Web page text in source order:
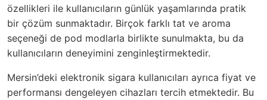
özellikleri ile kullanıcıların günlük yaşamlarında pratik
bir çözüm sunmaktadır. Birçok farklı tat ve aroma
seçeneği de pod modlarla birlikte sunulmakta, bu da
kullanıcıların deneyimini zenginleştirmektedir.
Mersin’deki elektronik sigara kullanıcıları ayrıca fiyat ve
performansı dengeleyen cihazları tercih etmektedir. Bu